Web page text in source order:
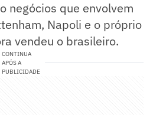
negócios que envolvem
Napoli e o próprio
vendeu o brasileiro.
CONTINUA
APÓS A
PUBLICIDADE